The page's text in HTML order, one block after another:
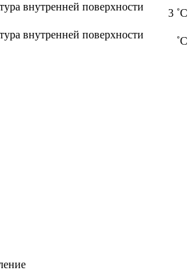
внутренней поверхности
3 ˚С
внутренней поверхности
˚С